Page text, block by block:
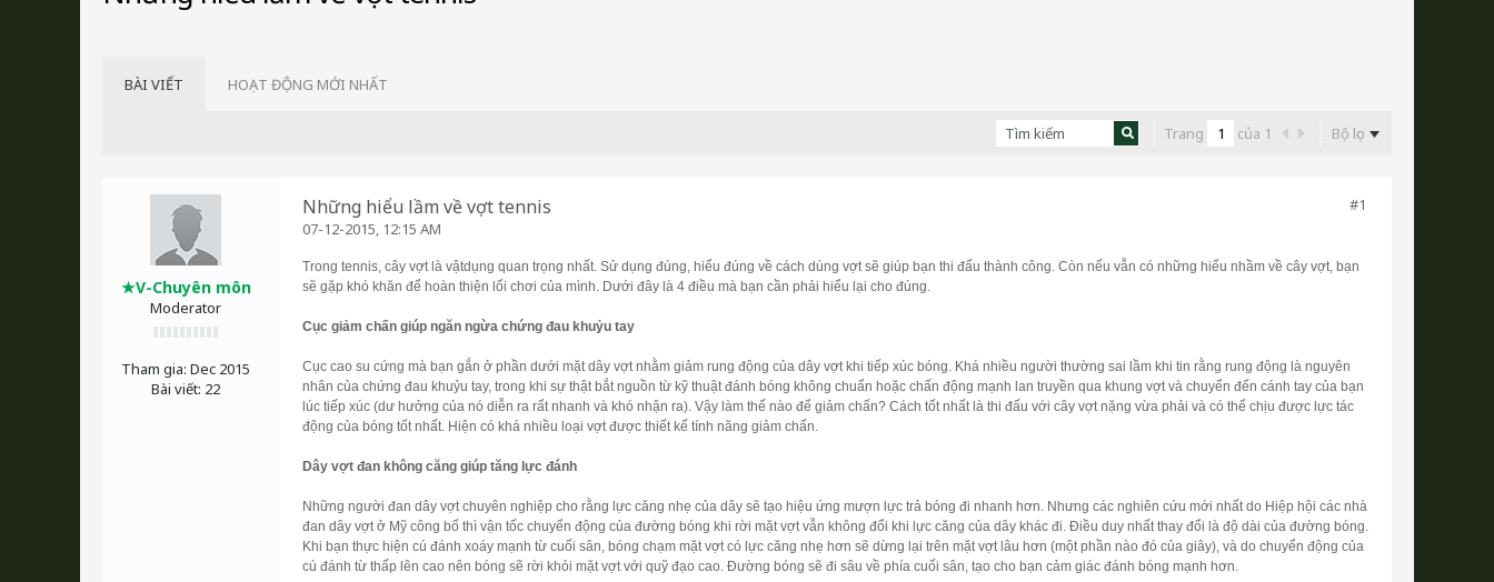
BÀI VIẾT HOẠT ĐỘNG MỚI NHẤT
Trang của 1 Bộ lọc
★V-Chuyên môn
Moderator
Tham gia: Dec 2015
Bài viết: 22
#1
Những hiểu lầm về vợt tennis
07-12-2015, 12:15 AM
Trong tennis, cây vợt là vậtdụng quan trọng nhất. Sử dụng đúng, hiểu đúng về cách dùng vợt sẽ giúp bạn thi đấu thành công. Còn nếu vẫn có những hiểu nhầm về cây vợt, bạn
sẽ gặp khó khăn để hoàn thiện lối chơi của mình. Dưới đây là 4 điều mà bạn cần phải hiểu lại cho đúng.
Cục giảm chấn giúp ngăn ngừa chứng đau khuỷu tay
Cục cao su cứng mà bạn gắn ở phần dưới mặt dây vợt nhằm giảm rung động của dây vợt khi tiếp xúc bóng. Khá nhiều người thường sai lầm khi tin rằng rung động là nguyên
nhân của chứng đau khuỷu tay, trong khi sự thật bắt nguồn từ kỹ thuật đánh bóng không chuẩn hoặc chấn động mạnh lan truyền qua khung vợt và chuyển đến cánh tay của bạn
lúc tiếp xúc (dư hưởng của nó diễn ra rất nhanh và khó nhận ra). Vậy làm thế nào để giảm chấn? Cách tốt nhất là thi đấu với cây vợt nặng vừa phải và có thể chịu được lực tác
động của bóng tốt nhất. Hiện có khá nhiều loại vợt được thiết kế tính năng giảm chấn.
Dây vợt đan không căng giúp tăng lực đánh
Những người đan dây vợt chuyên nghiệp cho rằng lực căng nhẹ của dây sẽ tạo hiệu ứng mượn lực trả bóng đi nhanh hơn. Nhưng các nghiên cứu mới nhất do Hiệp hội các nhà
đan dây vợt ở Mỹ công bố thì vận tốc chuyển động của đường bóng khi rời mặt vợt vẫn không đổi khi lực căng của dây khác đi. Điều duy nhất thay đổi là độ dài của đường bóng.
Khi bạn thực hiện cú đánh xoáy mạnh từ cuối sân, bóng chạm mặt vợt có lực căng nhẹ hơn sẽ dừng lại trên mặt vợt lâu hơn (một phần nào đó của giây), và do chuyển động của
cú đánh từ thấp lên cao nên bóng sẽ rời khỏi mặt vợt với quỹ đạo cao. Đường bóng sẽ đi sâu về phía cuối sân, tạo cho bạn cảm giác đánh bóng mạnh hơn.